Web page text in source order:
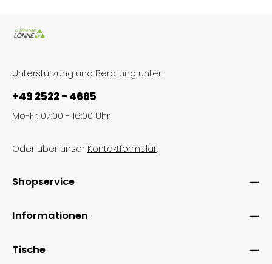
Unterstützung und Beratung unter:
+49 2522 - 4665
Mo-Fr: 07:00 - 16:00 Uhr
Oder über unser Kontaktformular.
Shopservice
Informationen
Tische